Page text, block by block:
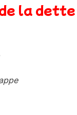
la dette